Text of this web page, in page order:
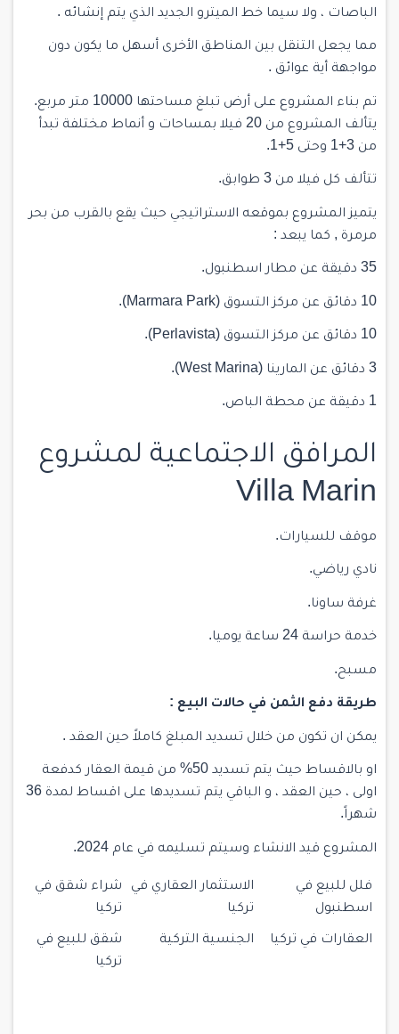
الباصات ، ولا سيما خط الميترو الجديد الذي يتم إنشائه .
مما يجعل التنقل بين المناطق الأخرى أسهل ما يكون دون
مواجهة أية عوائق .
تم بناء المشروع على أرض تبلغ مساحتها 10000 متر مربع.
يتألف المشروع من 20 فيلا بمساحات و أنماط مختلفة تبدأ
من 3+1 وحتى 5+1.
تتألف كل فيلا من 3 طوابق.
يتميز المشروع بموقعه الاستراتيجي حيث يقع بالقرب من بحر
مرمرة , كما يبعد :
35 دقيقة عن مطار اسطنبول.
10 دقائق عن مركز التسوق (Marmara Park).
10 دقائق عن مركز التسوق (Perlavista).
3 دقائق عن المارينا (West Marina).
1 دقيقة عن محطة الباص.
المرافق الاجتماعية لمشروع
Villa Marin
موقف للسيارات.
نادي رياضي.
غرفة ساونا.
خدمة حراسة 24 ساعة يوميا.
مسبح.
طريقة دفع الثمن في حالات البيع :
يمكن ان تكون من خلال تسديد المبلغ كاملاً حين العقد .
او بالاقساط حيث يتم تسديد 50% من قيمة العقار كدفعة
اولى ، حين العقد ، و الباقي يتم تسديدها على اقساط لمدة 36
شهراً.
المشروع قيد الانشاء وسيتم تسليمه في عام 2024.
فلل للبيع في
اسطنبول
الاستثمار العقاري في
تركيا
شراء شقق في
تركيا
العقارات في تركيا الجنسية التركية
شقق للبيع في
تركيا